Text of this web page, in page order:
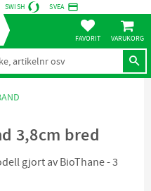
SWISH SVEA credit_card
FAVORITER
3,8cm bred
gjort av BioThane - 3